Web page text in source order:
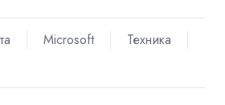
Microsoft
Техника